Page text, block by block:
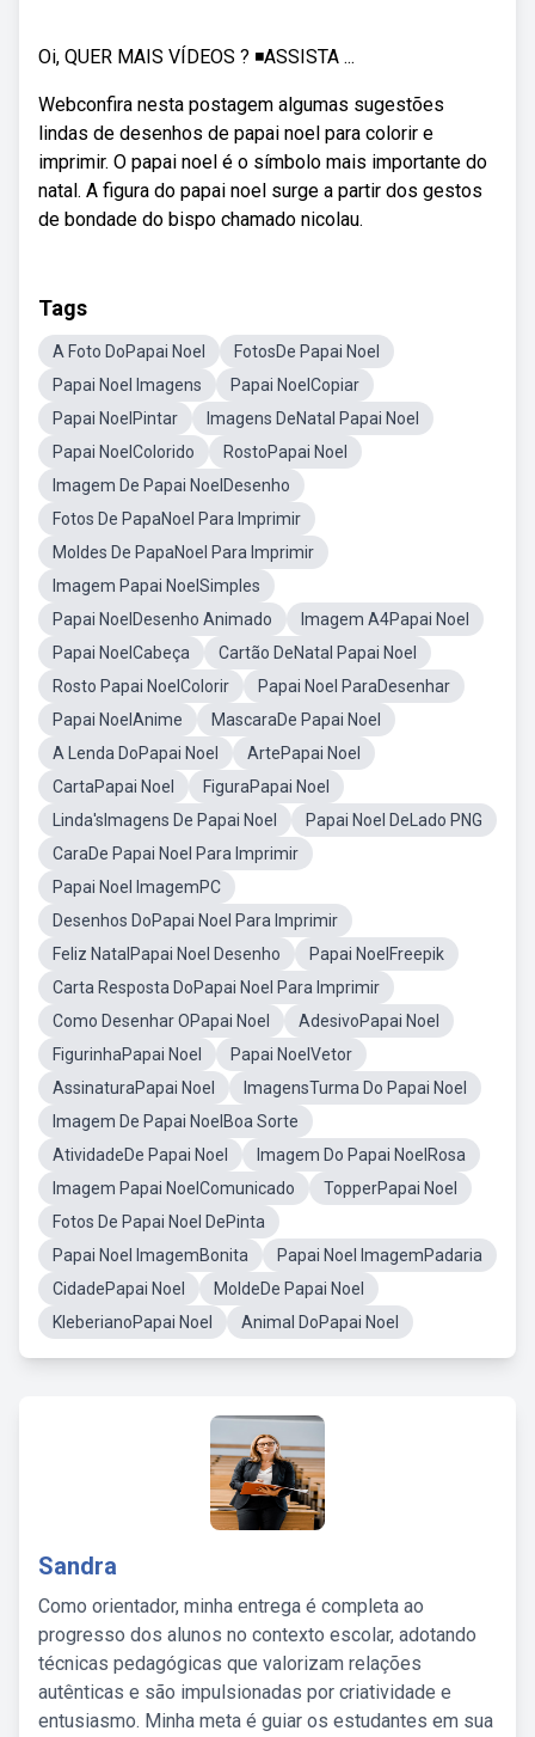
Oi, QUER MAIS VÍDEOS ? ◾ASSISTA ...
Webconfira nesta postagem algumas sugestões
lindas de desenhos de papai noel para colorir e
imprimir. O papai noel é o símbolo mais importante do
natal. A figura do papai noel surge a partir dos gestos
de bondade do bispo chamado nicolau.
Tags
A Foto DoPapai Noel
FotosDe Papai Noel
Papai Noel Imagens
Papai NoelCopiar
Papai NoelPintar
Imagens DeNatal Papai Noel
Papai NoelColorido
RostoPapai Noel
Imagem De Papai NoelDesenho
Fotos De PapaNoel Para Imprimir
Moldes De PapaNoel Para Imprimir
Imagem Papai NoelSimples
Papai NoelDesenho Animado
Imagem A4Papai Noel
Papai NoelCabeça
Cartão DeNatal Papai Noel
Rosto Papai NoelColorir
Papai Noel ParaDesenhar
Papai NoelAnime
MascaraDe Papai Noel
A Lenda DoPapai Noel
ArtePapai Noel
CartaPapai Noel
FiguraPapai Noel
Linda'sImagens De Papai Noel
Papai Noel DeLado PNG
CaraDe Papai Noel Para Imprimir
Papai Noel ImagemPC
Desenhos DoPapai Noel Para Imprimir
Feliz NatalPapai Noel Desenho
Papai NoelFreepik
Carta Resposta DoPapai Noel Para Imprimir
Como Desenhar OPapai Noel
AdesivoPapai Noel
FigurinhaPapai Noel
Papai NoelVetor
AssinaturaPapai Noel
ImagensTurma Do Papai Noel
Imagem De Papai NoelBoa Sorte
AtividadeDe Papai Noel
Imagem Do Papai NoelRosa
Imagem Papai NoelComunicado
TopperPapai Noel
Fotos De Papai Noel DePinta
Papai Noel ImagemBonita
Papai Noel ImagemPadaria
CidadePapai Noel
MoldeDe Papai Noel
KleberianoPapai Noel
Animal DoPapai Noel
Sandra
Como orientador, minha entrega é completa ao
progresso dos alunos no contexto escolar, adotando
técnicas pedagógicas que valorizam relações
autênticas e são impulsionadas por criatividade e
entusiasmo. Minha meta é guiar os estudantes em sua